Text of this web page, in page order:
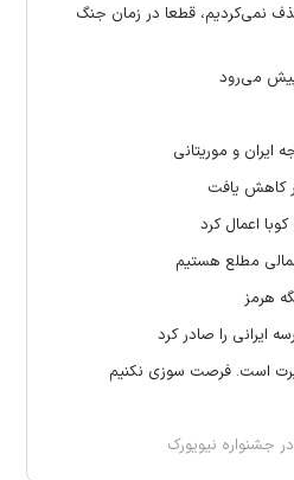
نمی‌کردیم، قطعا در زمان جنگ
می‌رود
ایران و موریتانی
اعمال کرد
مطلع هستیم
هرمز
ایرانی را صادر کرد
است. فرصت سوزی نکنیم
جشنواره نیویورک